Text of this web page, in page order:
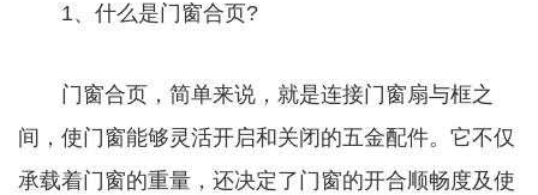
1、什么是门窗合页?
门窗合页，简单来说，就是连接门窗扇与框之
间，使门窗能够灵活开启和关闭的五金配件。它不仅
承载着门窗的重量，还决定了门窗的开合顺畅度及使